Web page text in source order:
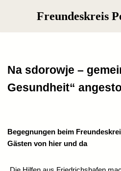
Freundeskreis
Na sdorowje –
Gesundheit“
Begegnungen beim
Gästen von hier und da